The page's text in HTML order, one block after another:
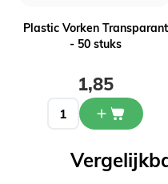
Plastic Vorken Transparant
- 50 stuks
1,85